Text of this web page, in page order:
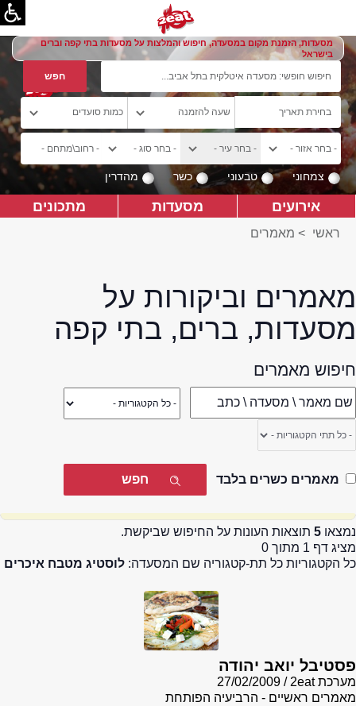
מסעדות, הזמנת מקום במסעדה, חיפוש והמלצות על מסעדות בתי קפה וברים
בישראל
צמחוני טבעוני כשר מהדרין
אירועים מסעדות מתכונים
ראשי > מאמרים
מאמרים וביקורות על
מסעדות, ברים, בתי קפה
חיפוש מאמרים
מאמרים כשרים בלבד
נמצאו 5 תוצאות העונות על החיפוש שביקשת.
מציג דף 1 מתוך 0
כל הקטגוריות כל תת-קטגוריה שם המסעדה: לוסטיג מטבח איכרים
פסטיבל יואב יהודה
מערכת 2eat
27/02/2009
מאמרים ראשיים - הרביעיה הפותחת